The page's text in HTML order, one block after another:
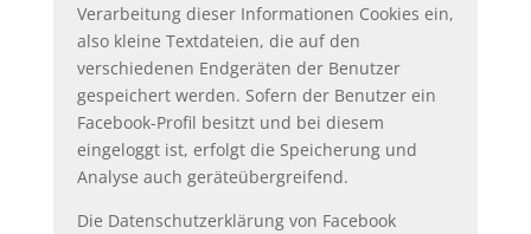
Verarbeitung dieser Informationen Cookies ein,
also kleine Textdateien, die auf den
verschiedenen Endgeräten der Benutzer
gespeichert werden. Sofern der Benutzer ein
Facebook-Profil besitzt und bei diesem
eingeloggt ist, erfolgt die Speicherung und
Analyse auch geräteübergreifend.
Die Datenschutzerklärung von Facebook